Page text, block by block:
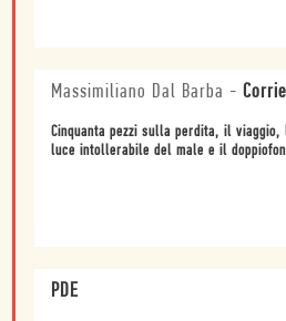
Massimiliano Dal Barba -
Cinquanta pezzi sulla perdita, il viaggio,
luce intollerabile del male e il
PDE